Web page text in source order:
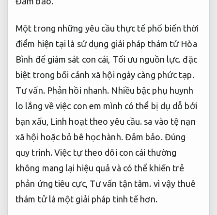
Một trong những yêu cầu thực tế phổ biến thời
điểm hiện tại là sử dụng giải pháp thám tử Hòa
Bình để giám sát con cái, Tối ưu nguồn lực. đặc
biệt trong bối cảnh xã hội ngày càng phức tạp.
Tư vấn. Phản hồi nhanh. Nhiều bậc phụ huynh
lo lắng về việc con em mình có thể bị dụ dỗ bởi
bạn xấu, Linh hoạt theo yêu cầu. sa vào tệ nạn
xã hội hoặc bỏ bê học hành. Đảm bảo. Đúng
quy trình. Việc tự theo dõi con cái thường
không mang lại hiệu quả và có thể khiến trẻ
phản ứng tiêu cực, Tư vấn tận tâm. vì vậy thuê
thám tử là một giải pháp tinh tế hơn.